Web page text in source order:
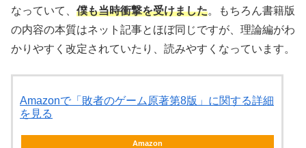
なっていて、 僕も当時衝撃を受けました。もちろん書籍版
の内容の本質はネット記事とほぼ同じですが、理論編がわ
かりやすく改定されていたり、読みやすくなっています。
Amazonで「敗者のゲーム原著第8版」に関する詳細
を見る
Amazon